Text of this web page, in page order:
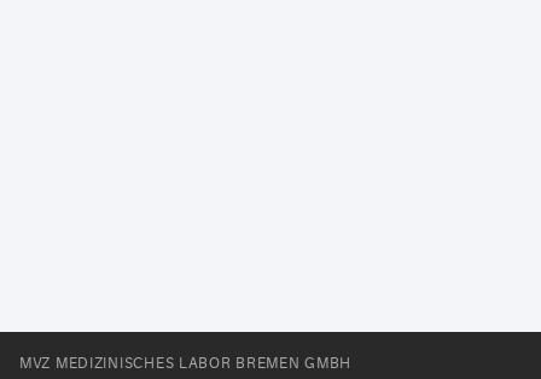
MVZ MEDIZINISCHES LABOR BREMEN GMBH